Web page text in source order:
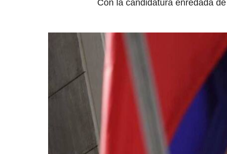
Con la candidatura enredada